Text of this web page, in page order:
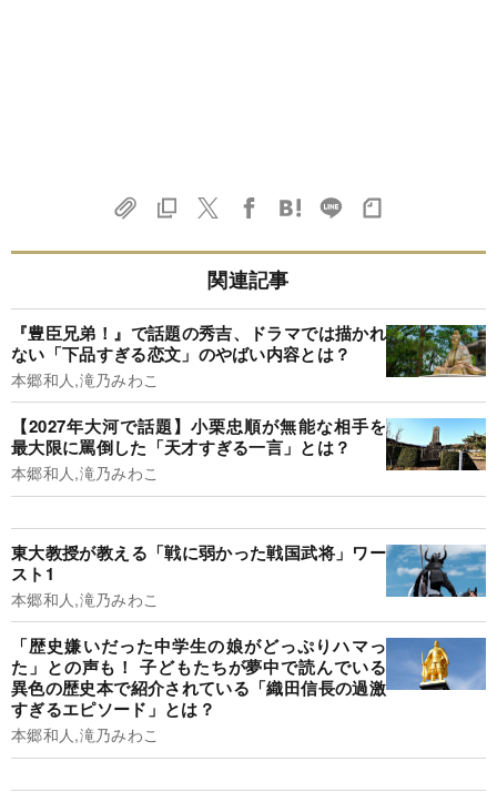
関連記事
『豊臣兄弟！』で話題の秀吉、ドラマでは描かれ
ない「下品すぎる恋文」のやばい内容とは？
本郷和人,滝乃みわこ
【2027年大河で話題】小栗忠順が無能な相手を
最大限に罵倒した「天才すぎる一言」とは？
本郷和人,滝乃みわこ
東大教授が教える「戦に弱かった戦国武将」ワー
スト1
本郷和人,滝乃みわこ
「歴史嫌いだった中学生の娘がどっぷりハマっ
た」との声も！ 子どもたちが夢中で読んでいる
異色の歴史本で紹介されている「織田信長の過激
すぎるエピソード」とは？
本郷和人,滝乃みわこ